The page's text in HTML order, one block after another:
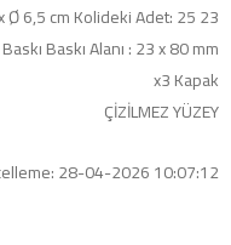
23 x Ø 6,5 cm Kolideki Adet: 25
Baskı Alanı : 23 x 80 mm
x3 Kapak
ÇİZİLMEZ YÜZEY
28-04-2026 10:07:12